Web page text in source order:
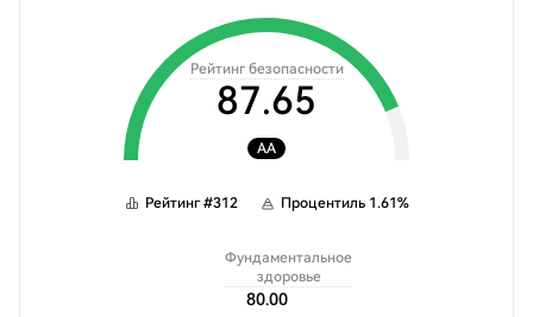
Рейтинг безопасности
87.65
AA
Рейтинг#312 Процентиль 1.61%
Фундаментальное
здоровье
80.00